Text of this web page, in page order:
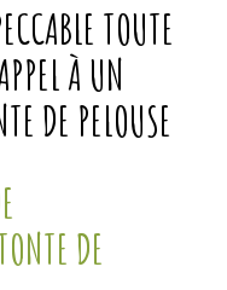
TOUTE
À UN
DE PELOUSE
DE